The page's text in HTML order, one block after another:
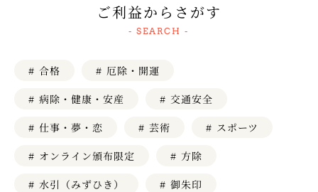
ご利益からさがす
- SEARCH -
# 合格 # 厄除・開運
# 病除・健康・安産 # 交通安全
# 仕事・夢・恋 # 芸術 # スポーツ
# オンライン頒布限定 # 方除
# 水引（みずひき） # 御朱印